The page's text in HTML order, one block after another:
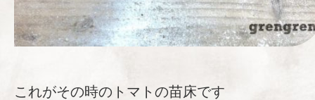
これがその時のトマトの苗床です